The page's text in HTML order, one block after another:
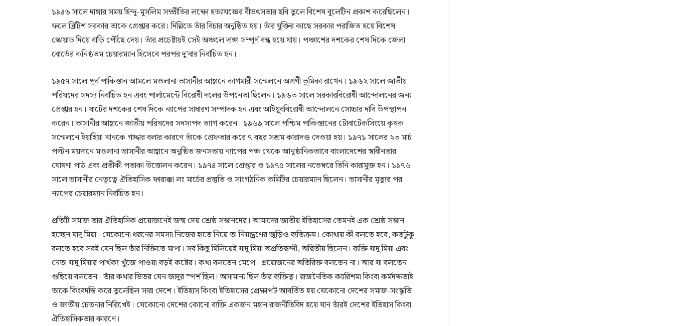
১৯৪৬ সালে দাঙ্গার সময় হিন্দু-মুসলিম সম্প্রীতির লক্ষ্যে হত্যাযজ্ঞের বীভৎসতার ছবি তুলে বিশেষ বুলেটিন প্রকাশ করেছিলেন।
ফলে ব্রিটিশ সরকার তাকে গ্রেপ্তার করে। দিল্লিতে তাঁর বিচার অনুষ্ঠিত হয়। তাঁর যুক্তির কাছে সরকার পরাজিত হয়ে বিশেষ
স্কোয়াড দিয়ে বাড়ি পৌঁছে দেয়। তাঁর প্রচেষ্টায়ই সেই অঞ্চলে দাঙ্গা সম্পূর্ণ বন্ধ হয়ে যায়। পঞ্চাশের দশকের শেষ দিকে জেলা
বোর্ডের কনিষ্ঠতম চেয়ারম্যান হিসেবে পরপর দু’বার নির্বাচিত হন।
১৯৫৭ সালে পূর্ব পাকিস্তান আমলে মওলানা ভাসানীর আহ্বানে কাগমারী সম্মেলনে অগ্রণী ভূমিকা রাখেন। ১৯৬২ সালে জাতীয়
পরিষদের সদস্য নির্বাচিত হন এবং পার্লামেন্টে বিরোধী দলের উপনেতা ছিলেন। ১৯৬৩ সালে সরকারবিরোধী আন্দোলনের জন্য
গ্রেপ্তার হন। ষাটের দশকের শেষ দিকে ন্যাপের সাধারণ সম্পাদক হন এবং আইয়ুববিরোধী আন্দোলনে সোচ্চার দাবি উপস্থাপন
করেন। ভাসানীর আহ্বানে জাতীয় পরিষদের সদস্যপদ ত্যাগ করেন। ১৯৬৯ সালে পশ্চিম পাকিস্তানের টোবাটেকসিংয়ে কৃষক
সম্মেলনে ইয়াহিয়া খানকে গাদ্দার বলার কারণে তাঁকে গ্রেফতার করে ৭ বছর সশ্রম কারাদণ্ড দেওয়া হয়। ১৯৭১ সালের ২৩ মার্চ
পল্টন ময়দানে মওলানা ভাসানীর আহ্বানে অনুষ্ঠিত জনসভায় ন্যাপের পক্ষ থেকে আনুষ্ঠানিকভাবে বাংলাদেশের স্বাধীনতার
ঘোষণা পাঠ এবং প্রতীকী পতাকা উত্তোলন করেন। ১৯৭৪ সালে গ্রেপ্তার ও ১৯৭৫ সালের নভেম্বরে তিনি কারামুক্ত হন। ১৯৭৬
সালে ভাসানীর নেতৃত্বে ঐতিহাসিক ফারাক্কা লং মার্চের প্রস্তুতি ও সাংগঠনিক কমিটির চেয়ারম্যান ছিলেন। ভাসানীর মৃত্যুর পর
ন্যাপের চেয়ারম্যান নির্বাচিত হন।
প্রতিটি সমাজ তার ঐতিহাসিক প্রয়োজনেই জন্ম দেয় শ্রেষ্ঠ সন্তানদের। আমাদের জাতীয় ইতিহাসের তেমনই এক শ্রেষ্ঠ সন্তান
হচ্ছেন যাদু মিয়া। যেকোনো ধরনের সমস্যা নিজের হাতে নিয়ে তা নিয়ন্ত্রণের জুড়িও ব্যতিক্রম। কোথায় কী বলতে হবে, কতটুকু
বলতে হবে সবই যেন ছিল তাঁর নিক্তিতে মাপা। সব কিছু মিলিয়েই যাদু মিয়া অপ্রতিদ্ধন্দী, অদ্বিতীয় ছিলেন। ব্যক্তি যাদু মিয়া এবং
নেতা যাদু মিয়ার পার্থক্য খুঁজে পাওয়া বড়ই কষ্টের। কথা বলতেন মেপে। প্রয়োজনের অতিরিক্ত বলতেন না। আর যা বলতেন
গুছিয়ে বলতেন। তাঁর কথার ভিতর যেন জাদুর স্পর্শ ছিল। অসামান্য ছিল তাঁর ব্যক্তিত্ব। রাজনৈতিক ক্যারিশমা কিংবা কর্মদক্ষতাই
তাকে কিংবদন্তি করে তুলেছিল সারা দেশে। ইতিহাস কিংবা ইতিহাসের প্রেক্ষাপট আবর্তিত হয় যেকোনো দেশের সমাজ-সংস্কৃতি
ও জাতীয় চেতনার নিরিখেই। যেকোনো দেশের কোনো ব্যক্তি একজন মহান রাজনীতিবিদ হয়ে যান তাঁরই দেশের ইতিহাস কিংবা
ঐতিহাসিকতার কারণে।